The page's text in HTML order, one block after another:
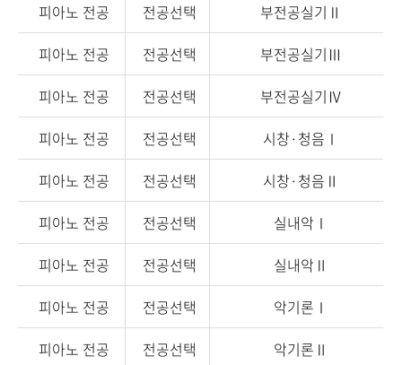
피아노 전공
전공선택
부전공실기Ⅱ
피아노 전공
전공선택
부전공실기Ⅲ
피아노 전공
전공선택
부전공실기Ⅳ
피아노 전공
전공선택
시창·청음Ⅰ
피아노 전공
전공선택
시창·청음Ⅱ
피아노 전공
전공선택
실내악Ⅰ
피아노 전공
전공선택
실내악Ⅱ
피아노 전공
전공선택
악기론Ⅰ
피아노 전공
전공선택
악기론Ⅱ